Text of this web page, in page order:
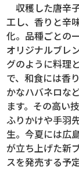
収穫した唐辛
工し、香りと辛
化。品種ごとの
オリジナルブレ
グのように料理
で、和食には香
かなハバネロな
ます。その高い
ふりかけや手羽
生。今夏には広
が立ち上げた新
スを発売する予定